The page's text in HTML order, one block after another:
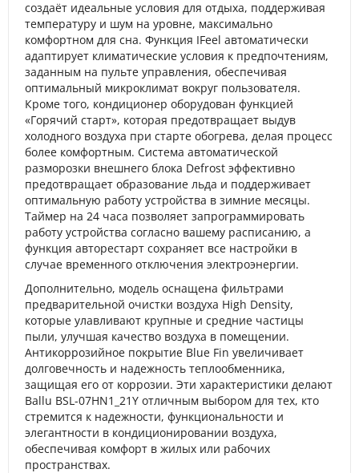
создаёт идеальные условия для отдыха, поддерживая
температуру и шум на уровне, максимально
комфортном для сна. Функция IFeel автоматически
адаптирует климатические условия к предпочтениям,
заданным на пульте управления, обеспечивая
оптимальный микроклимат вокруг пользователя.
Кроме того, кондиционер оборудован функцией
«Горячий старт», которая предотвращает выдув
холодного воздуха при старте обогрева, делая процесс
более комфортным. Система автоматической
разморозки внешнего блока Defrost эффективно
предотвращает образование льда и поддерживает
оптимальную работу устройства в зимние месяцы.
Таймер на 24 часа позволяет запрограммировать
работу устройства согласно вашему расписанию, а
функция авторестарт сохраняет все настройки в
случае временного отключения электроэнергии.
Дополнительно, модель оснащена фильтрами
предварительной очистки воздуха High Density,
которые улавливают крупные и средние частицы
пыли, улучшая качество воздуха в помещении.
Антикоррозийное покрытие Blue Fin увеличивает
долговечность и надежность теплообменника,
защищая его от коррозии. Эти характеристики делают
Ballu BSL-07HN1_21Y отличным выбором для тех, кто
стремится к надежности, функциональности и
элегантности в кондиционировании воздуха,
обеспечивая комфорт в жилых или рабочих
пространствах.